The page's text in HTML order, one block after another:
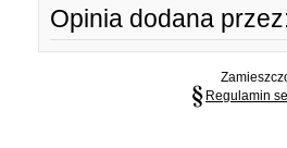
Opinia dodana
Regulamin